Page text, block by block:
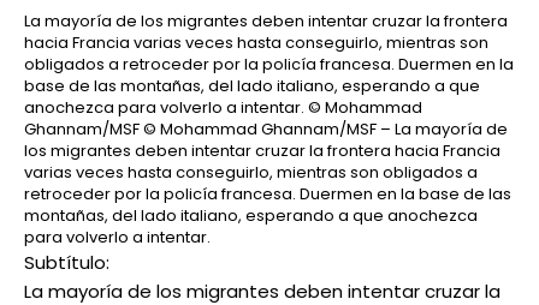
La mayoría de los migrantes deben intentar cruzar la frontera
hacia Francia varias veces hasta conseguirlo, mientras son
obligados a retroceder por la policía francesa. Duermen en la
base de las montañas, del lado italiano, esperando a que
anochezca para volverlo a intentar. © Mohammad
Ghannam/MSF© Mohammad Ghannam/MSF – La mayoría de
los migrantes deben intentar cruzar la frontera hacia Francia
varias veces hasta conseguirlo, mientras son obligados a
retroceder por la policía francesa. Duermen en la base de las
montañas, del lado italiano, esperando a que anochezca
para volverlo a intentar.
Subtítulo:
La mayoría de los migrantes deben intentar cruzar la